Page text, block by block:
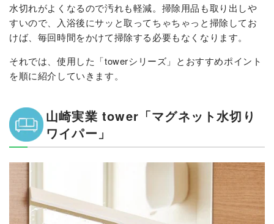
水切れがよくなるので汚れも軽減。掃除用品も取り出しや
すいので、入浴後にサッと取ってちゃちゃっと掃除してお
けば、毎回時間をかけて掃除する必要もなくなります。
それでは、使用した「towerシリーズ」とおすすめポイント
を順に紹介していきます。
山崎実業 tower「マグネット水切り
ワイパー」